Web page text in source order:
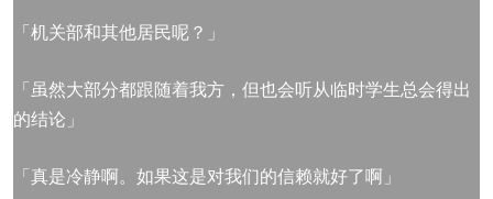
「机关部和其他居民呢？」
「虽然大部分都跟随着我方，但也会听从临时学生总会得出
的结论」
「真是冷静啊。如果这是对我们的信赖就好了啊」